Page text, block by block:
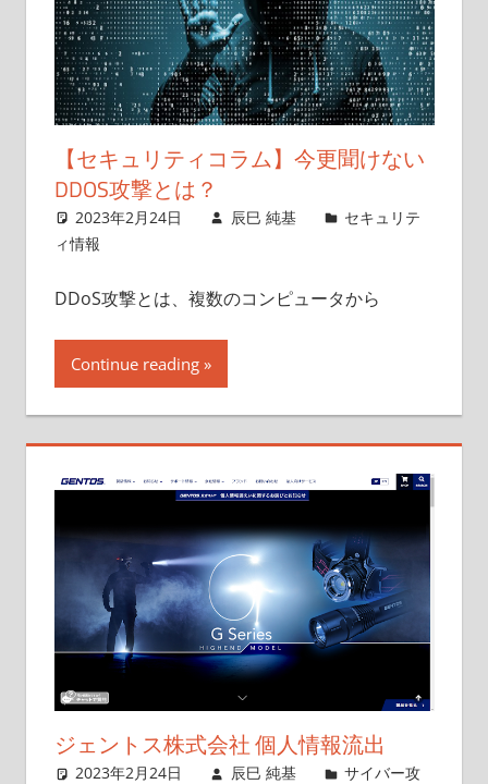
【セキュリティコラム】今更聞けない
DDOS攻撃とは？
2023年2月24日 辰巳 純基
セキュリテ
ィ情報
DDoS攻撃とは、複数のコンピュータから
Continue reading
ジェントス株式会社 個人情報流出
2023年2月24日 辰巳 純基
サイバー攻